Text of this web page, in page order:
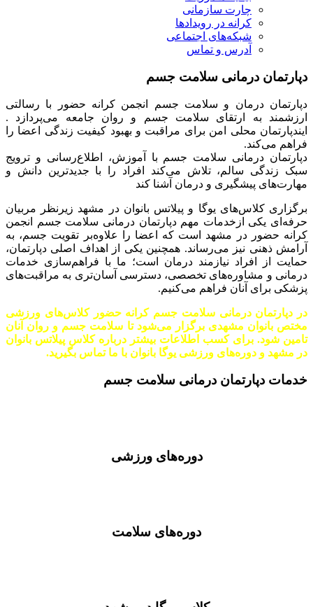
چارت سازمانی
کرانه در رویدادها
شبکه‌های اجتماعی
آدرس و تماس
دپارتمان درمانی سلامت جسم
دپارتمان درمان و سلامت جسم انجمن کرانه حضور با رسالتی
ارزشمند به ارتقای سلامت جسم و روان جامعه می‌پردازد .
ایندپارتمان محلی امن برای مراقبت و بهبود کیفیت زندگی اعضا را
فراهم می‌کند.
دپارتمان درمانی سلامت جسم با آموزش، اطلاع‌رسانی و ترویج
سبک زندگی سالم، تلاش می‌کند افراد را با جدیدترین دانش و
مهارت‌های پیشگیری و درمان آشنا کند
برگزاری کلاس‌های یوگا و پیلاتس بانوان در مشهد زیرنظر مربیان
حرفه‌ای یکی ازخدمات مهم دپارتمان درمانی سلامت جسم انجمن
کرانه حضور در مشهد است که اعضا را علاوه‌بر تقویت جسم، به
آرامش ذهنی نیز می‌رساند. همچنین یکی از اهداف اصلی دپارتمان،
حمایت از افراد نیازمند درمان است؛ ما با فراهم‌سازی خدمات
درمانی و مشاوره‌های تخصصی، دسترسی آسان‌تری به مراقبت‌های
پزشکی برای آنان فراهم می‌کنیم.
در دپارتمان درمانی سلامت جسم کرانه حضور کلاس‌های ورزشی
مختص بانوان مشهدی برگزار می‌شود تا سلامت جسم و روان آنان
تامین شود. برای کسب اطلاعات بیشتر درباره کلاس پیلاتس بانوان
در مشهد و دوره‌های ورزشی یوگا بانوان با ما تماس بگیرید.
خدمات دپارتمان درمانی سلامت جسم
دوره‌های ورزشی
دوره‌های سلامت